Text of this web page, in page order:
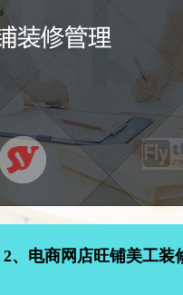
电商网店旺铺美工装